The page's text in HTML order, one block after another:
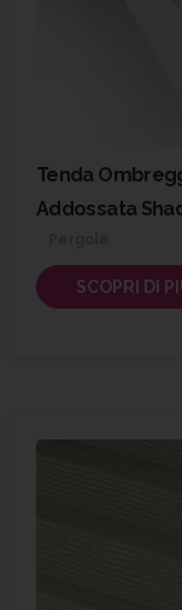
Tenda
Addossata
SCOPRI DI